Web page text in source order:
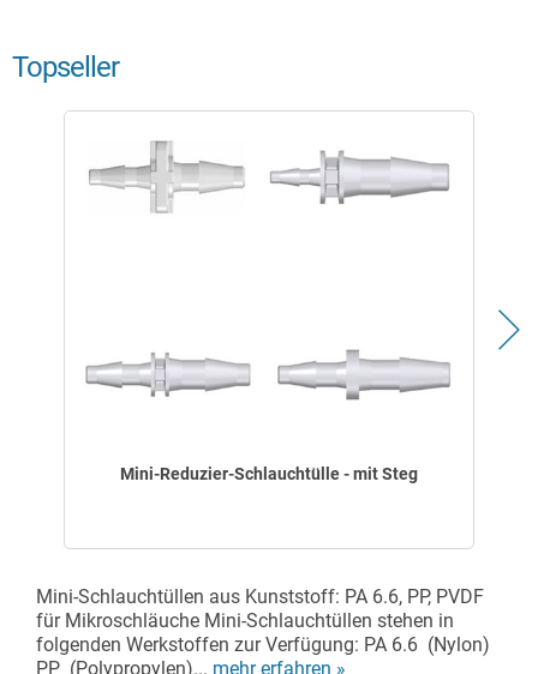
Topseller
Mini-Reduzier-Schlauchtülle - mit Steg
Mini-Schlauchtüllen aus Kunststoff: PA 6.6, PP, PVDF
für Mikroschläuche Mini-Schlauchtüllen stehen in
folgenden Werkstoffen zur Verfügung: PA 6.6 (Nylon)
PP (Polypropylen)... mehr erfahren »